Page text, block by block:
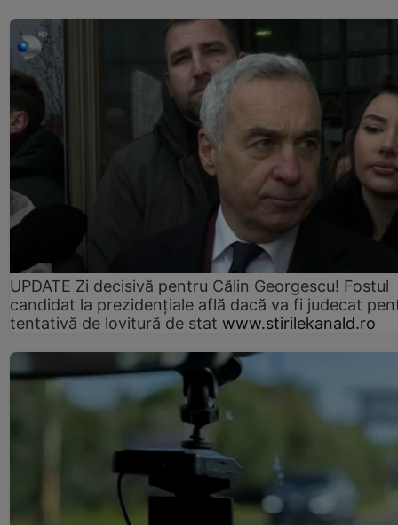
UPDATE Zi decisivă pentru Călin Georgescu! Fostul
candidat la prezidențiale află dacă va fi judecat
tentativă de lovitură de stat www.stirilekanald.ro